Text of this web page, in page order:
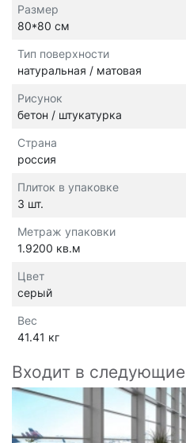
Размер
80*80 см
Тип поверхности
натуральная / матовая
Рисунок
бетон / штукатурка
Страна
россия
Плиток в упаковке
3 шт.
Метраж упаковки
1.9200 кв.м
Цвет
серый
Вес
41.41 кг
Входит в